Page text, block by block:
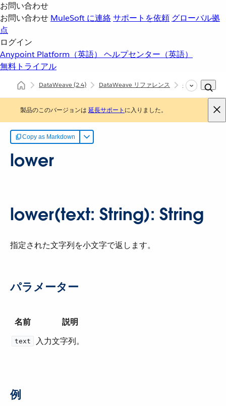
お問い合わせ
お問い合わせ MuleSoft に連絡サポートを依頼 グローバル拠
点
ログイン
Anypoint Platform（英語） ヘルプセンター（英語）
無料トライアル
DataWeave(2.4) DataWeave リファレンス dw::Core
製品のこのバージョンは 延長サポート に入りました。
Copy as Markdown
lower
lower(text: String): String
指定された文字列を小文字で返します。
パラメーター
名前 説明
text 入力文字列。
例